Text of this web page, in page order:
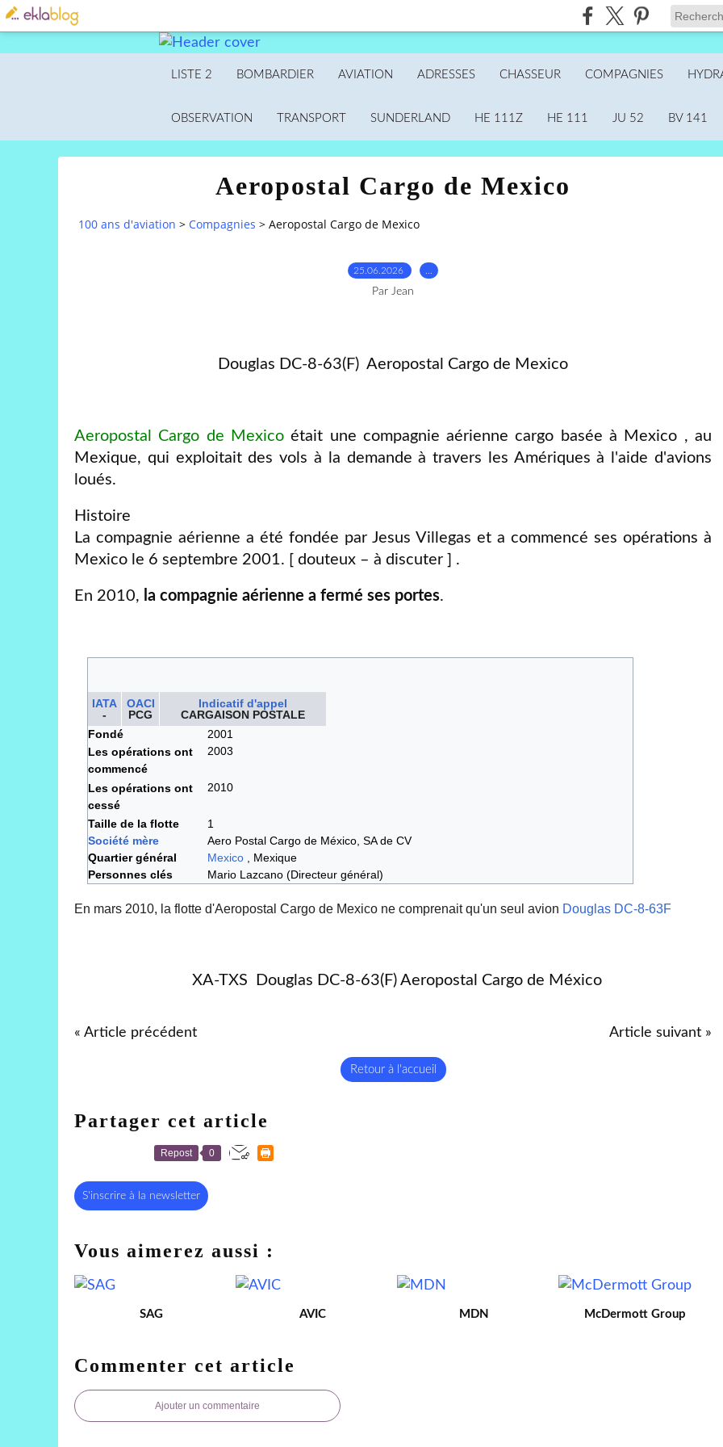
LISTE 2 BOMBARDIER AVIATION ADRESSES CHASSEUR COMPAGNIES
OBSERVATION TRANSPORT SUNDERLAND HE 111Z HE 111 JU 52 BV 141
Aeropostal Cargo de Mexico
100 ans d'aviation > Compagnies > Aeropostal Cargo de Mexico
25.06.2026
Par Jean
Douglas DC-8-63(F) Aeropostal Cargo de Mexico
Aeropostal Cargo de Mexico était une compagnie aérienne cargo basée à Mexico , au
Mexique, qui exploitait des vols à la demande à travers les Amériques à l'aide d'avions
loués.
Histoire
La compagnie aérienne a été fondée par Jesus Villegas et a commencé ses opérations à
Mexico le 6 septembre 2001. [ douteux – à discuter ] .
En 2010, la compagnie aérienne a fermé ses portes.
IATA OACI
Indicatif d'appel
-
PCG
CARGAISON POSTALE
Fondé
2001
Les opérations ont
commencé
2003
Les opérations ont
cessé
2010
Taille de la flotte
1
Société mère
Aero Postal Cargo de México, SA de CV
Quartier général
Mexico , Mexique
Personnes clés
Mario Lazcano (Directeur général)
En mars 2010, la flotte d'Aeropostal Cargo de Mexico ne comprenait qu'un seul avion Douglas DC-8-63F
XA-TXS Douglas DC-8-63(F) Aeropostal Cargo de México
« Article précédent Article suivant »
Retour à l'accueil
Partager cet article
Repost 0
S'inscrire à la newsletter
Vous aimerez aussi :
SAG AVIC MDN McDermott Group
Commenter cet article
Ajouter un commentaire